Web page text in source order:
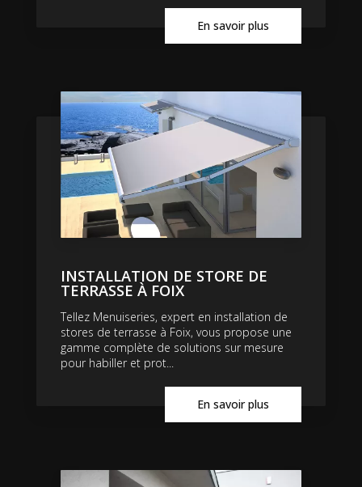
En savoir plus
INSTALLATION DE STORE DE
TERRASSE À FOIX
Tellez Menuiseries, expert en installation de
stores de terrasse à Foix, vous propose une
gamme complète de solutions sur mesure
pour habiller et prot...
En savoir plus